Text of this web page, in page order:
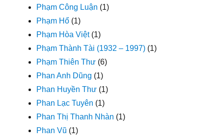
Phạm Công Luận (1)
Phạm Hổ (1)
Phạm Hòa Việt(1)
Phạm Thành Tài (1932 – 1997) (1)
Phạm Thiên Thư (6)
Phan Anh Dũng (1)
Phan Huyền Thư (1)
Phan Lạc Tuyên (1)
Phan Thị Thanh Nhàn (1)
Phan Vũ (1)